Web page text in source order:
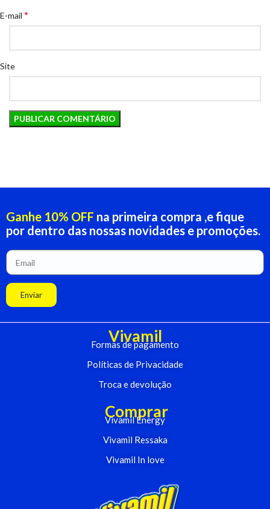
E-mail *
Site
Ganhe 10% OFF na primeira compra ,e fique
por dentro das nossas novidades e promoções.
Enviar
Vivamil
Formas de pagamento
Políticas de Privacidade
Troca e devolução
Comprar
Vivamil Energy
Vivamil Ressaka
Vivamil In love